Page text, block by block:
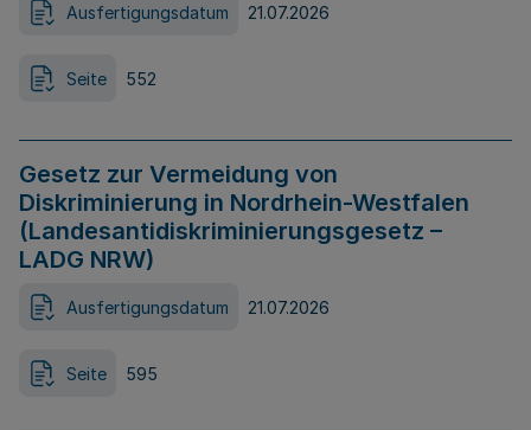
Ausfertigungsdatum 21.07.2026
Seite 552
Gesetz zur Vermeidung von
Diskriminierung in Nordrhein-Westfalen
(Landesantidiskriminierungsgesetz –
LADG NRW)
Ausfertigungsdatum 21.07.2026
Seite 595